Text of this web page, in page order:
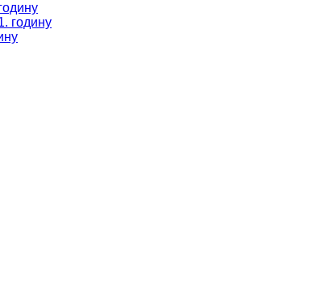
годину